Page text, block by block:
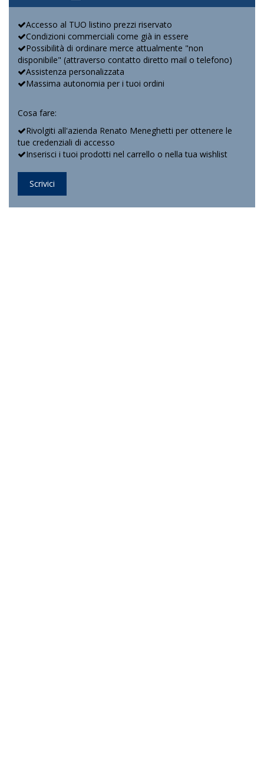
Accesso al TUO listino prezzi riservato
Condizioni commerciali come già in essere
Possibilità di ordinare merce attualmente "non
disponibile" (attraverso contatto diretto mail o telefono)
Assistenza personalizzata
Massima autonomia per i tuoi ordini
Cosa fare:
Rivolgiti all'azienda Renato Meneghetti per ottenere le
tue credenziali di accesso
Inserisci i tuoi prodotti nel carrello o nella tua wishlist
Scrivici